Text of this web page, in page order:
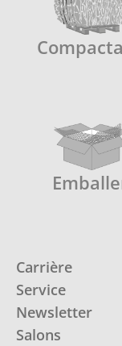
Carrière
Service
Newsletter
Salons